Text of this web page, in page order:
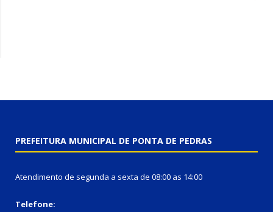
PREFEITURA MUNICIPAL DE PONTA DE PEDRAS
Atendimento de segunda a sexta de 08:00 as 14:00
Telefone: